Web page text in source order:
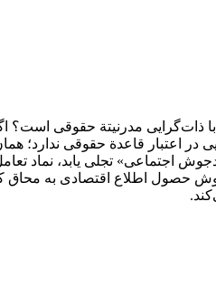
مدرنیتة حقوقی است؟ اگر
اعتبار قاعدة حقوقی ندارد؛
اجتماعی» تجلی یابد، نماد
حصول اطلاع اقتصادی به